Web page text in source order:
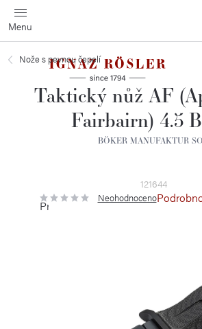
Přejít
na
obsah
Nože s pevnou čepelí
Taktický nůž AF
Fairbairn) 4.5
BÖKER MANUFAKTUR
121644
Průměrné
hodnocení
Neohodnoceno